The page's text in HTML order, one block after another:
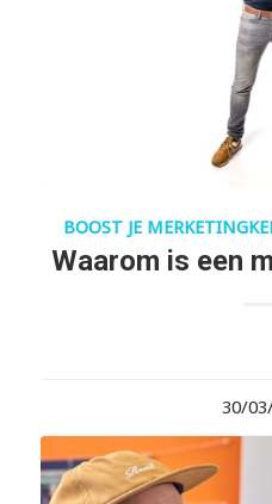
BOOST JE
Waarom is een
30/